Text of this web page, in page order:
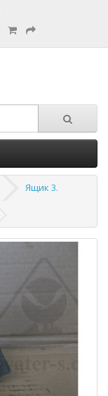
Ящик 3.